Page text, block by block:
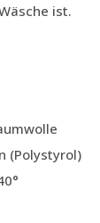
ist.
(Polystyrol)